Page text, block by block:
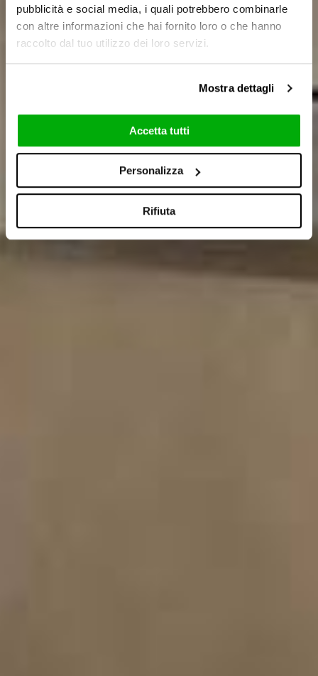
pubblicità e social media, i quali potrebbero combinarle
con altre informazioni che hai fornito loro o che hanno
raccolto dal tuo utilizzo dei loro servizi.
Mostra dettagli
Accetta tutti
Personalizza
Rifiuta